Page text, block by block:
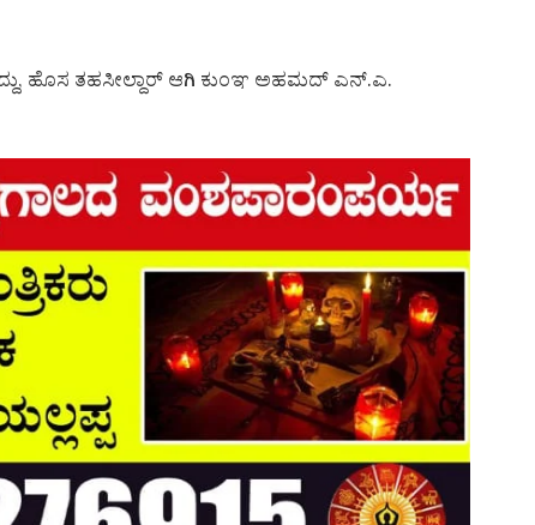
ಹೊಸ ತಹಸೀಲ್ದಾರ್ ಆಗಿ ಕುಂಞ ಅಹಮದ್ ಎನ್.ಎ.